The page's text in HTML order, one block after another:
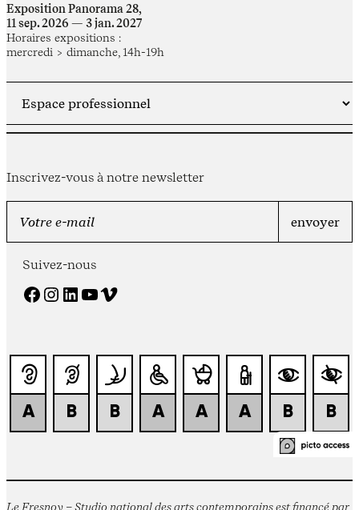
Exposition Panorama 28,
11 sep. 2026 — 3 jan. 2027
Horaires expositions :
mercredi > dimanche, 14h-19h
Inscrivez-vous à notre newsletter
Suivez-nous
Facebook Instagram LinkedIn YouTube Vimeo
Le Fresnoy – Studio national des arts contemporains est financé par